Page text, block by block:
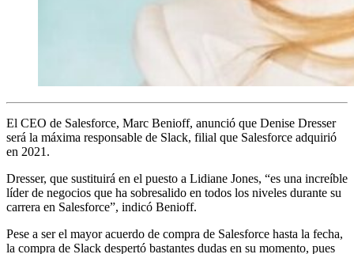
El CEO de Salesforce, Marc Benioff, anunció que Denise Dresser
será la máxima responsable de Slack, filial que Salesforce adquirió
en 2021.
Dresser, que sustituirá en el puesto a Lidiane Jones, “es una increíble
líder de negocios que ha sobresalido en todos los niveles durante su
carrera en Salesforce”, indicó Benioff.
Pese a ser el mayor acuerdo de compra de Salesforce hasta la fecha,
la compra de Slack despertó bastantes dudas en su momento, pues